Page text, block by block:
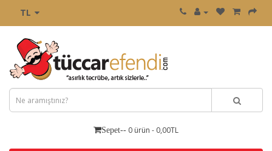
TL
Sepet-- 0 ürün - 0,00TL